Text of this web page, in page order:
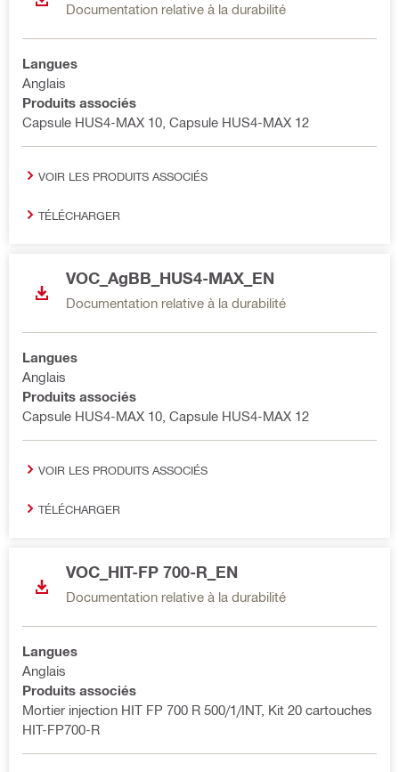
Documentation relative à la durabilité
Langues
Anglais
Produits associés
Capsule HUS4-MAX 10, Capsule HUS4-MAX 12
VOIR LES PRODUITS ASSOCIÉS
TÉLÉCHARGER
VOC_AgBB_HUS4-MAX_EN
Documentation relative à la durabilité
Langues
Anglais
Produits associés
Capsule HUS4-MAX 10, Capsule HUS4-MAX 12
VOIR LES PRODUITS ASSOCIÉS
TÉLÉCHARGER
VOC_HIT-FP 700-R_EN
Documentation relative à la durabilité
Langues
Anglais
Produits associés
Mortier injection HIT FP 700 R 500/1/INT, Kit 20 cartouches
HIT-FP700-R